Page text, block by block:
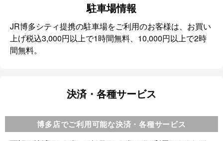
駐車場情報
JR博多シティ提携の駐車場をご利用のお客様は、お買い
上げ税込3,000円以上で1時間無料、10,000円以上で2時
間無料。
決済・各種サービス
博多店でご利用可能な決済・各種サービス